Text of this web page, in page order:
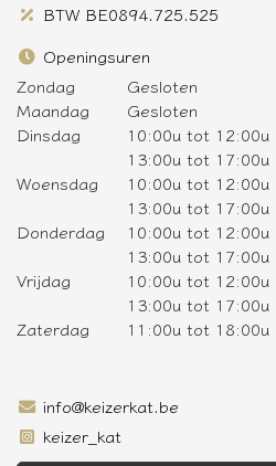
BTW BE0894.725.525
Openingsuren
Zondag
Gesloten
Maandag
Gesloten
Dinsdag
10:00u tot 12:00u
13:00u tot 17:00u
Woensdag
10:00u tot 12:00u
13:00u tot 17:00u
Donderdag
10:00u tot 12:00u
13:00u tot 17:00u
Vrijdag
10:00u tot 12:00u
13:00u tot 17:00u
Zaterdag
11:00u tot 18:00u
info@keizerkat.be
keizer_kat